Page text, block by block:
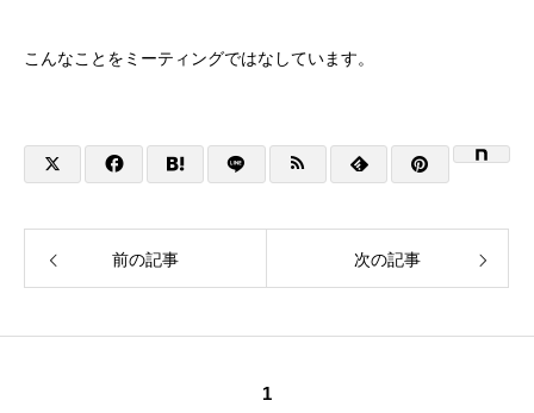
こんなことをミーティングではなしています。
前の記事 次の記事
1